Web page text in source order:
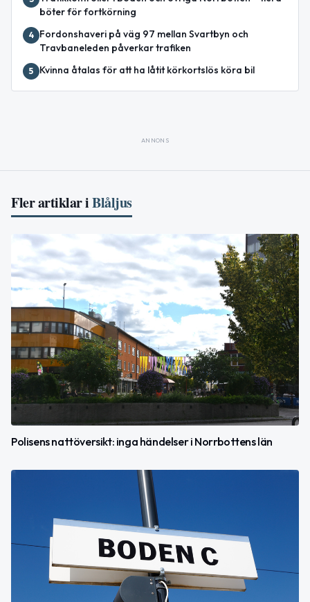
böter för fortkörning
4
Fordonshaveri på väg 97 mellan Svartbyn och
Travbaneleden påverkar trafiken
5 Kvinna åtalas för att ha låtit körkortslös köra bil
ANNONS
Fler artiklar iBlåljus
Polisens nattöversikt: inga händelser i Norrbottens län